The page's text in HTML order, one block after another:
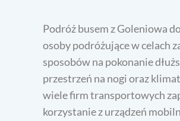
Podróż busem z Goleniowa
osoby podróżujące w celach
sposobów na pokonanie
przestrzeń na nogi oraz
wiele firm transportowych
korzystanie z urządzeń